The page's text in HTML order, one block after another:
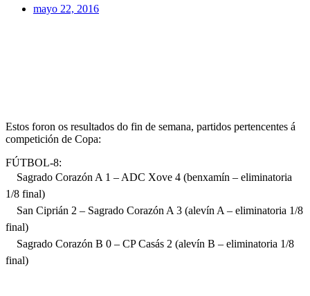
mayo 22, 2016
Estos foron os resultados do fin de semana, partidos pertencentes á
competición de Copa:
FÚTBOL-8:
Sagrado Corazón A 1 – ADC Xove 4 (benxamín – eliminatoria
1/8 final)
San Ciprián 2 – Sagrado Corazón A 3 (alevín A – eliminatoria 1/8
final)
Sagrado Corazón B 0 – CP Casás 2 (alevín B – eliminatoria 1/8
final)